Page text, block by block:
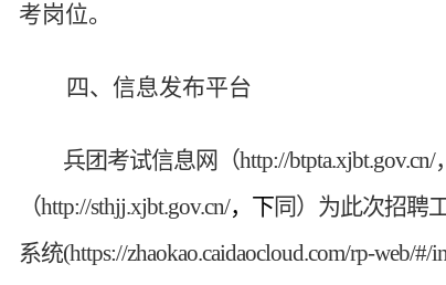
考岗位。
四、信息发布平台
兵团考试信息网（http://btpta.xjbt.gov.cn/
（http://sthjj.xjbt.gov.cn/，下同）为此次招聘
系统(https://zhaokao.caidaocloud.com/rp-web/